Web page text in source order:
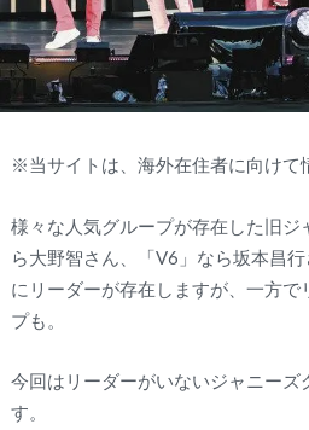
※当サイトは、海外在住者に向けて
様々な人気グループが存在した旧ジ
ら大野智さん、「V6」なら坂本昌
にリーダーが存在しますが、一方で
プも。
今回はリーダーがいないジャニーズ
す。